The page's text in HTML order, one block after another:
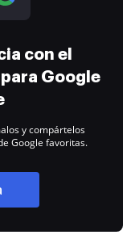
con el
Google
y compártelos
Google favoritas.